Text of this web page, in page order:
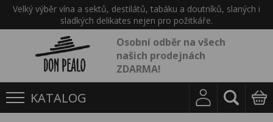
Velký výběr vína a sektů, destilátů, tabáku a doutníků, slaných i
sladkých delikates nejen pro požitkáře.
Osobní odběr na všech
našich prodejnách
ZDARMA!
KATALOG